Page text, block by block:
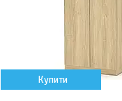
Купити